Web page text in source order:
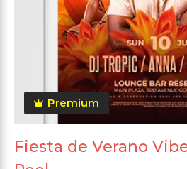
Premium
Fiesta de Verano